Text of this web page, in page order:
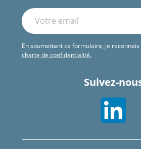
En soumettant ce formulaire, je
charte de confidentialité.
Suivez-